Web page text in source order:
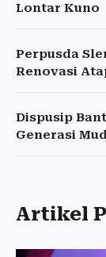
Lontar Kuno
Perpusda
Renovasi
Dispusip
Generasi
Artikel